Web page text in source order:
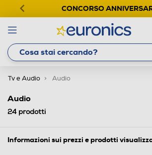
CONCORSO
Tv e Audio Audio
Audio
24prodotti
Informazioni sui prezzi e prodotti